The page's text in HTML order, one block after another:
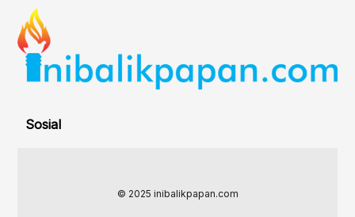
Sosial
© 2025 inibalikpapan.com